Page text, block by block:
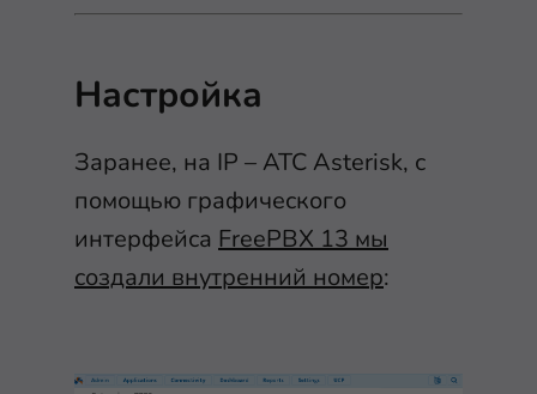
Настройка
Заранее, на IP – АТС Asterisk, с
помощью графического
интерфейса FreePBX 13 мы
создали внутренний номер: